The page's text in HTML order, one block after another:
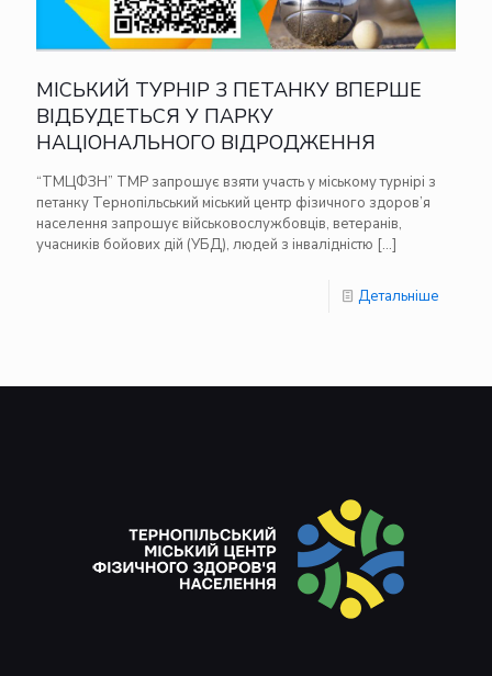
МІСЬКИЙ ТУРНІР З ПЕТАНКУ ВПЕРШЕ
ВІДБУДЕТЬСЯ У ПАРКУ
НАЦІОНАЛЬНОГО ВІДРОДЖЕННЯ
“ТМЦФЗН” ТМР запрошує взяти участь у міському турнірі з
петанку Тернопільський міський центр фізичного здоров’я
населення запрошує військовослужбовців, ветеранів,
учасників бойових дій (УБД), людей з інвалідністю […]
Детальніше